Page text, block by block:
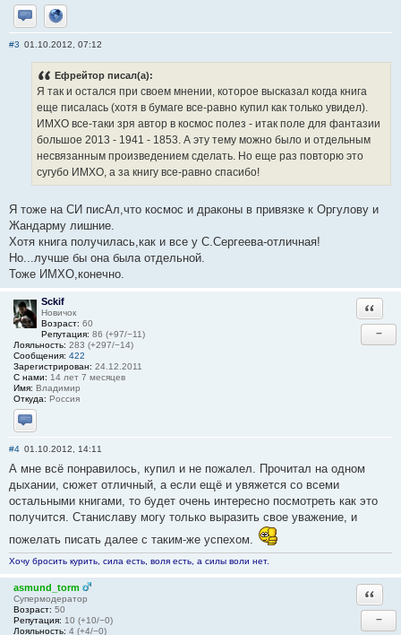
Отправить личное сообщение
Сайт
#3 01.10.2012, 07:12
Ефрейтор писал(а):
Я так и остался при своем мнении, которое высказал когда книга
еще писалась (хотя в бумаге все-равно купил как только увидел).
ИМХО все-таки зря автор в космос полез - итак поле для фантазии
большое 2013 - 1941 - 1853. А эту тему можно было и отдельным
несвязанным произведением сделать. Но еще раз повторю это
сугубо ИМХО, а за книгу все-равно спасибо!
Я тоже на СИ писАл,что космос и драконы в привязке к Оргулову и
Жандарму лишние.
Хотя книга получилась,как и все у С.Сергеева-отличная!
Но...лучше бы она была отдельной.
Тоже ИМХО,конечно.
Sckif
Новичок
Возраст: 60
Репутация: 86 (+97/−11)
Лояльность: 283 (+297/−14)
Сообщения: 422
Зарегистрирован: 24.12.2011
С нами: 14 лет 7 месяцев
Имя: Владимир
Откуда: Россия
Отправить личное сообщение
−
#4 01.10.2012, 14:11
А мне всё понравилось, купил и не пожалел. Прочитал на одном
дыхании, сюжет отличный, а если ещё и увяжется со всеми
остальными книгами, то будет очень интересно посмотреть как это
получится. Станиславу могу только выразить свое уважение, и
пожелать писать далее с таким-же успехом.
Хочу бросить курить, сила есть, воля есть, а силы воли нет.
asmund_torm
Супермодератор
Возраст: 50
Репутация: 10 (+10/−0)
Лояльность: 4 (+4/−0)
−